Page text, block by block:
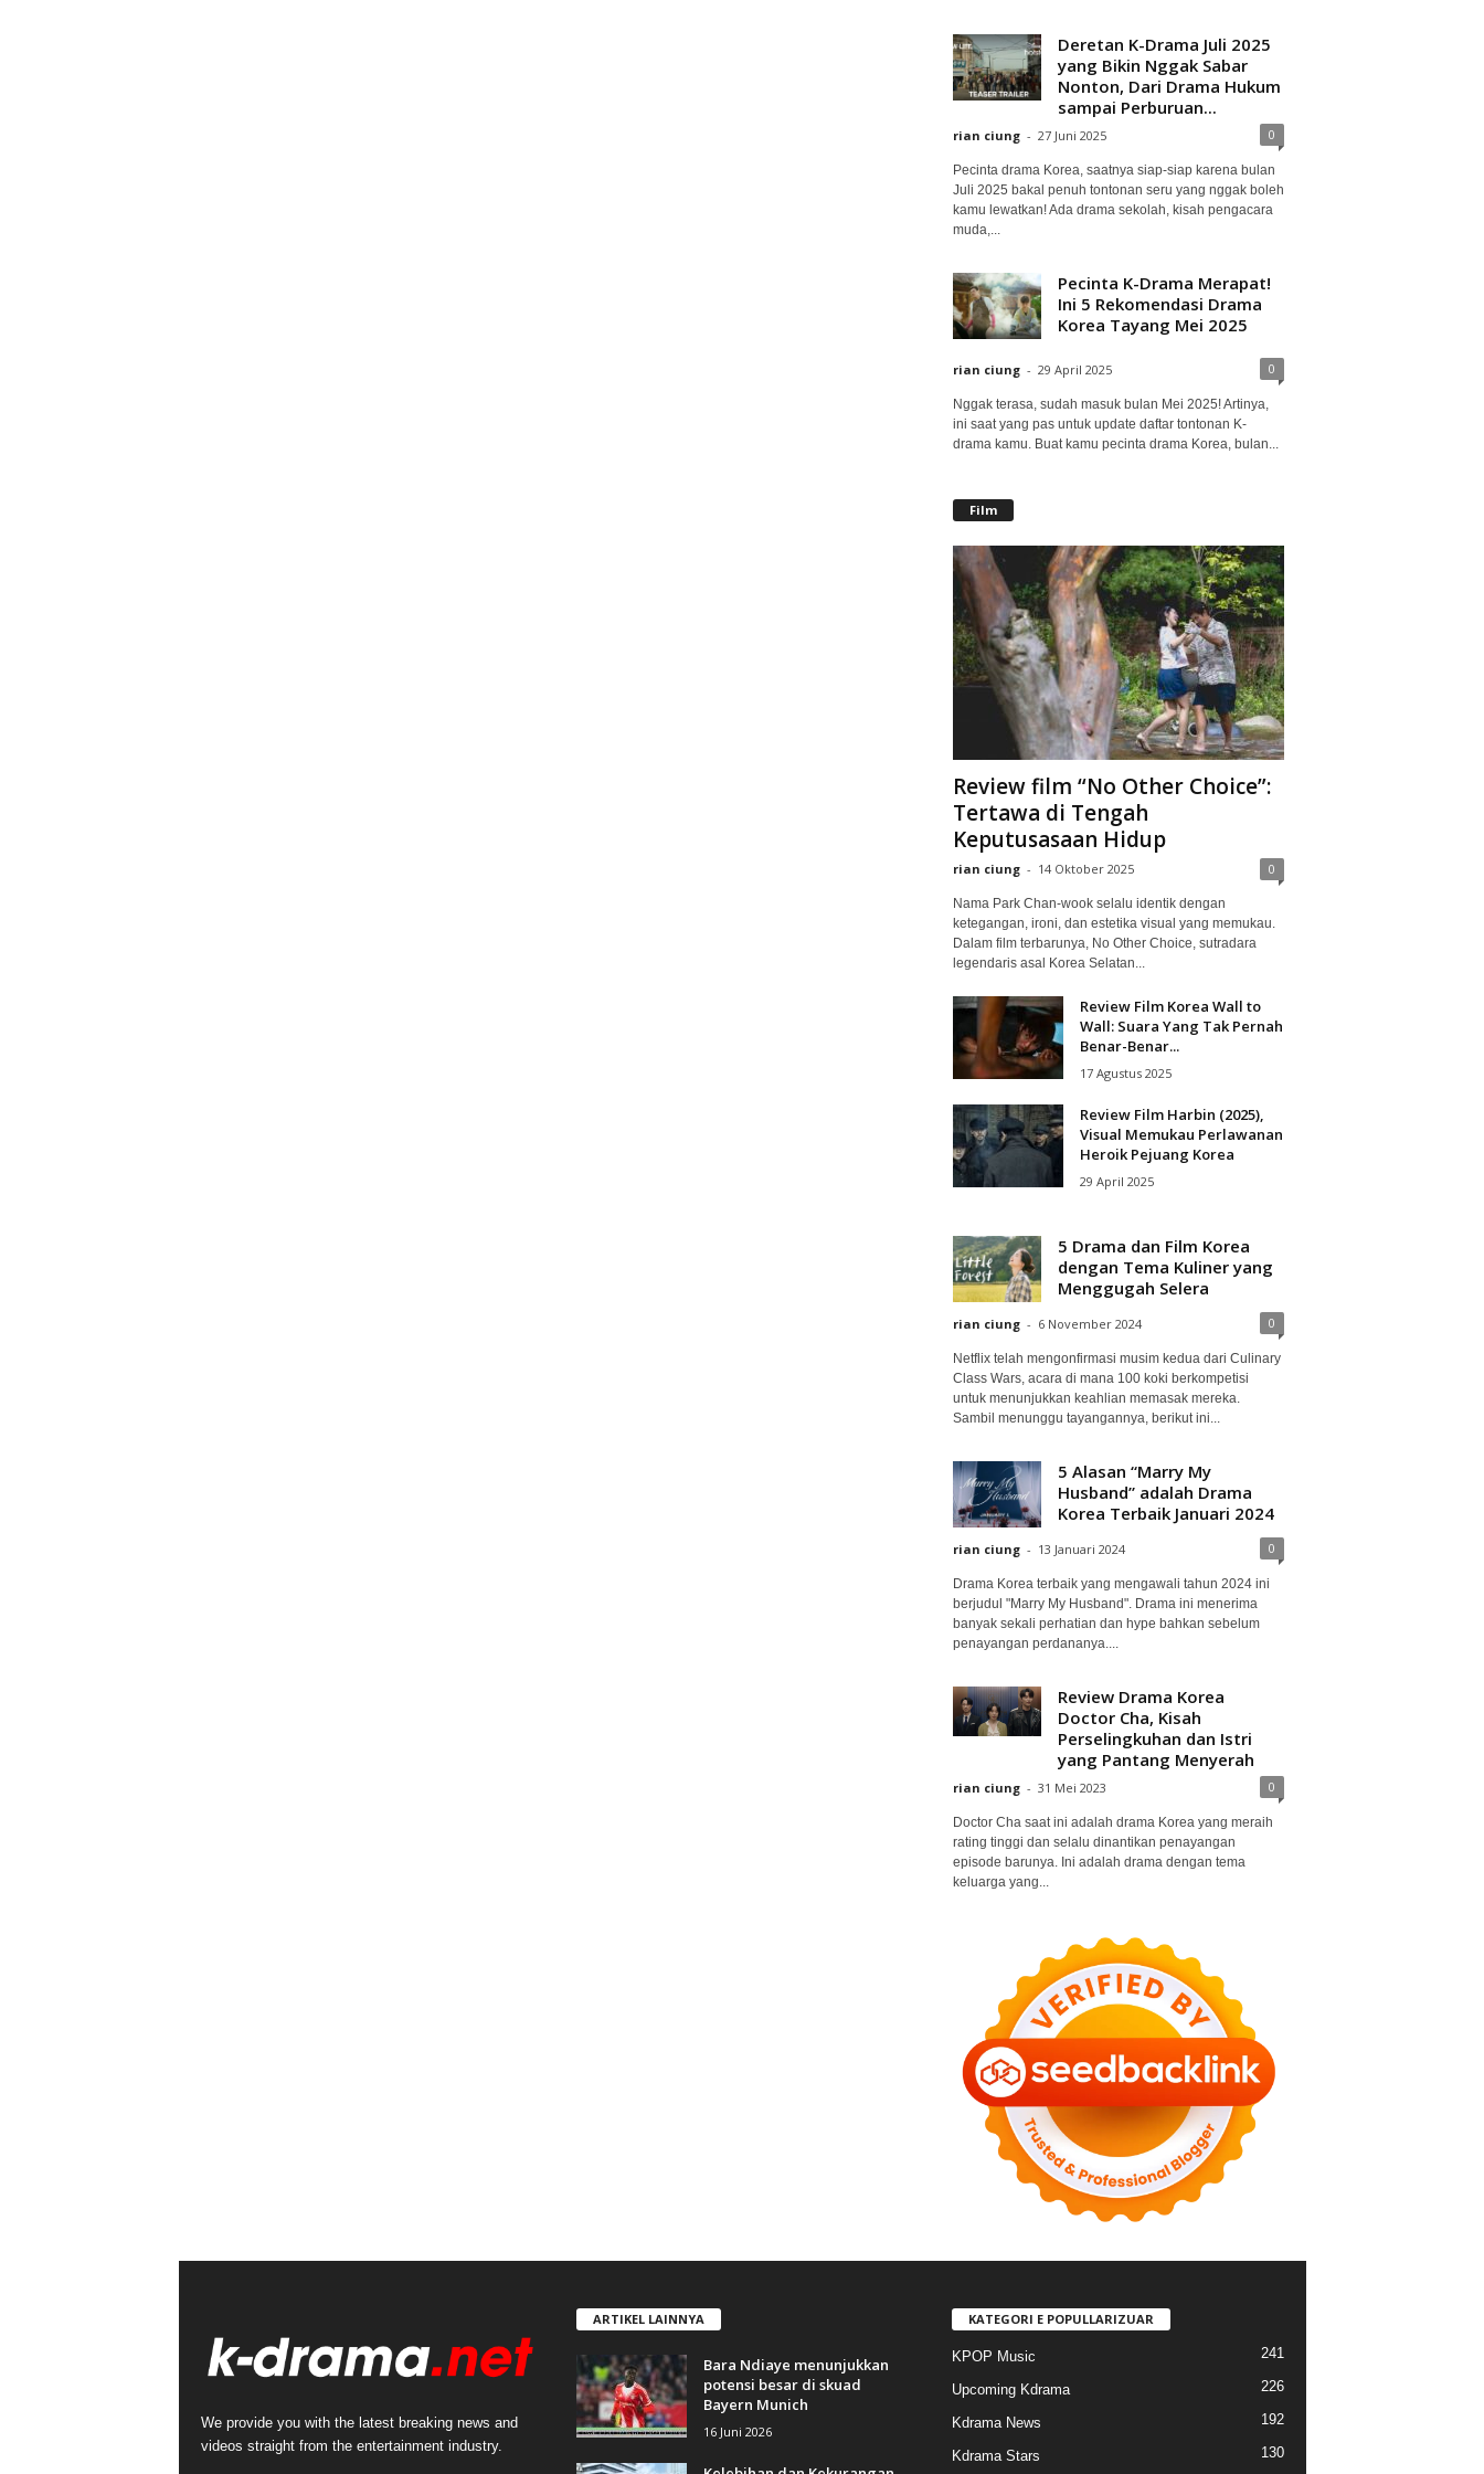
Deretan K-Drama Juli 2025
yang Bikin Nggak Sabar
Nonton, Dari Drama Hukum
sampai Perburuan...
rian ciung - 27 Juni 2025 0
Pecinta drama Korea, saatnya siap-siap karena bulan
Juli 2025 bakal penuh tontonan seru yang nggak boleh
kamu lewatkan! Ada drama sekolah, kisah pengacara
muda,...
Pecinta K-Drama Merapat!
Ini 5 Rekomendasi Drama
Korea Tayang Mei 2025
rian ciung - 29 April 2025 0
Nggak terasa, sudah masuk bulan Mei 2025! Artinya,
ini saat yang pas untuk update daftar tontonan K-
drama kamu. Buat kamu pecinta drama Korea, bulan...
Film
Review film “No Other Choice”:
Tertawa di Tengah
Keputusasaan Hidup
rian ciung - 14 Oktober 2025 0
Nama Park Chan-wook selalu identik dengan
ketegangan, ironi, dan estetika visual yang memukau.
Dalam film terbarunya, No Other Choice, sutradara
legendaris asal Korea Selatan...
Review Film Korea Wall to
Wall: Suara Yang Tak Pernah
Benar-Benar...
17 Agustus 2025
Review Film Harbin (2025),
Visual Memukau Perlawanan
Heroik Pejuang Korea
29 April 2025
5 Drama dan Film Korea
dengan Tema Kuliner yang
Menggugah Selera
rian ciung - 6 November 2024 0
Netflix telah mengonfirmasi musim kedua dari Culinary
Class Wars, acara di mana 100 koki berkompetisi
untuk menunjukkan keahlian memasak mereka.
Sambil menunggu tayangannya, berikut ini...
5 Alasan “Marry My
Husband” adalah Drama
Korea Terbaik Januari 2024
rian ciung - 13 Januari 2024 0
Drama Korea terbaik yang mengawali tahun 2024 ini
berjudul "Marry My Husband". Drama ini menerima
banyak sekali perhatian dan hype bahkan sebelum
penayangan perdananya....
Review Drama Korea
Doctor Cha, Kisah
Perselingkuhan dan Istri
yang Pantang Menyerah
rian ciung - 31 Mei 2023 0
Doctor Cha saat ini adalah drama Korea yang meraih
rating tinggi dan selalu dinantikan penayangan
episode barunya. Ini adalah drama dengan tema
keluarga yang...
We provide you with the latest breaking news and
videos straight from the entertainment industry.
ARTIKEL LAINNYA
Bara Ndiaye menunjukkan
potensi besar di skuad
Bayern Munich
16 Juni 2026
KATEGORI E POPULLARIZUAR
KPOP Music 241
Upcoming Kdrama 226
Kdrama News 192
Kdrama Stars 130